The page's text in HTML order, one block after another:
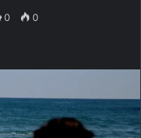
0 0